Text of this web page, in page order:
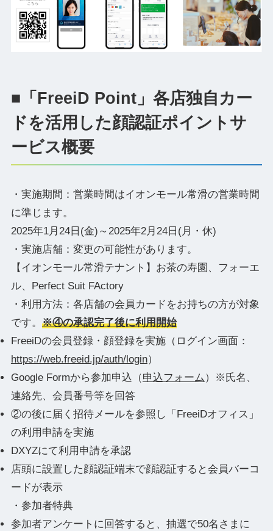
■「FreeiD Point」各店独自カー
ドを活用した顔認証ポイントサ
ービス概要
・実施期間：営業時間はイオンモール常滑の営業時間
に準じます。
2025年1月24日(金)～2025年2月24日(月・休)
・実施店舗：変更の可能性があります。
【イオンモール常滑テナント】お茶の寿園、フォーエ
ル、Perfect Suit FActory
・利用方法：各店舗の会員カードをお持ちの方が対象
です。 ※④の承認完了後に利用開始
FreeiDの会員登録・顔登録を実施（ログイン画面：
https://web.freeid.jp/auth/login）
Google Formから参加申込（申込フォーム）※氏名、
連絡先、会員番号等を回答
②の後に届く招待メールを参照し「FreeiDオフィス」
の利用申請を実施
DXYZにて利用申請を承認
店頭に設置した顔認証端末で顔認証すると会員バーコ
ードが表示
・参加者特典
参加者アンケートに回答すると、抽選で50名さまに